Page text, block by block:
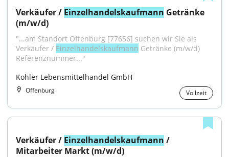
Verkäufer / Einzelhandelskaufmann Getränke
(m/w/d)
"...am Standort Offenburg [77656] suchen wir Sie als
Verkäufer / Einzelhandelskaufmann Getränke (m/w/d)
Referenznummer..."
Kohler Lebensmittelhandel GmbH
Offenburg Vollzeit
Verkäufer / Einzelhandelskaufmann /
Mitarbeiter Markt (m/w/d)